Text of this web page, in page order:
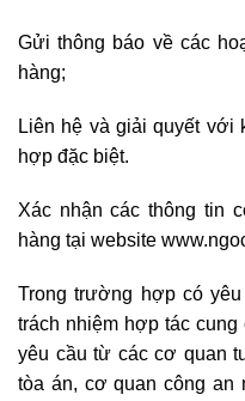
Gửi thông báo về các
hàng;
Liên hệ và giải quyết với
hợp đặc biệt.
Xác nhận các thông tin
hàng tại website
Trong trường hợp có
trách nhiệm hợp tác
yêu cầu từ các cơ quan
tòa án, cơ quan công an